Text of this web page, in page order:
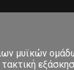
μυϊκών